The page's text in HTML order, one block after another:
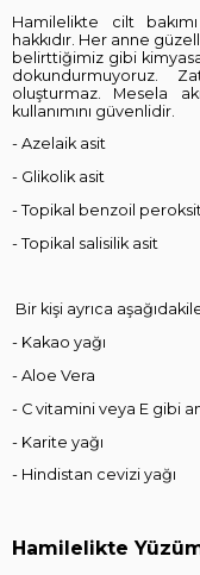
Hamilelikte cilt
hakkıdır. Her anne
belirttiğimiz gibi
dokundurmuyoruz.
oluşturmaz. Mesela
kullanımını güvenlidir.
- Azelaik asit
- Glikolik asit
- Topikal benzoil
- Topikal salisilik asit
Bir kişi ayrıca
- Kakao yağı
- Aloe Vera
- C vitamini veya E gibi
- Karite yağı
- Hindistan cevizi yağı
Hamilelikte